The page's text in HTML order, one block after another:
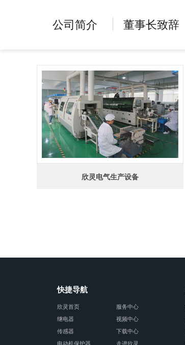
公司简介 董事长致辞
欣灵电气生产设备
快捷导航
欣灵首页
服务中心
继电器
视频中心
传感器
下载中心
电动机保护器
走进欣灵